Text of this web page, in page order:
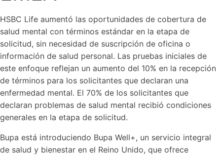
HSBC Life aumentó las oportunidades de cobertura de
salud mental con términos estándar en la etapa de
solicitud, sin necesidad de suscripción de oficina o
información de salud personal. Las pruebas iniciales de
este enfoque reflejan un aumento del 10% en la recepción
de términos para los solicitantes que declaran una
enfermedad mental. El 70% de los solicitantes que
declaran problemas de salud mental recibió condiciones
generales en la etapa de solicitud.
Bupa está introduciendo Bupa Well+, un servicio integral
de salud y bienestar en el Reino Unido, que ofrece